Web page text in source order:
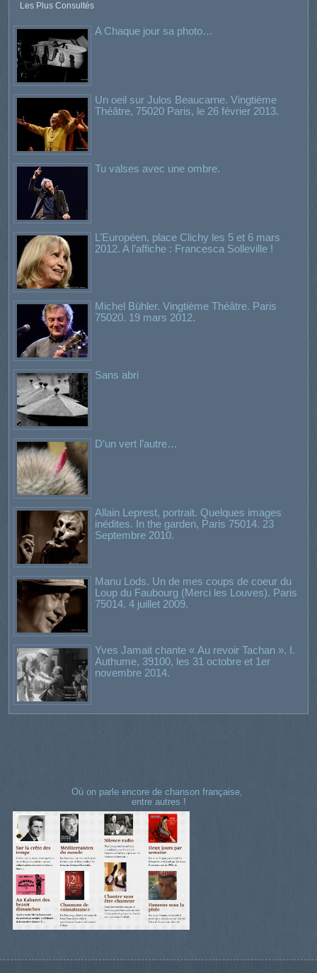
Les Plus Consultés
A Chaque jour sa photo…
Un oeil sur Julos Beaucarne. Vingtième
Théâtre, 75020 Paris, le 26 février 2013.
Tu valses avec une ombre.
L’Européen, place Clichy les 5 et 6 mars
2012. A l’affiche : Francesca Solleville !
Michel Bühler. Vingtième Théâtre. Paris
75020. 19 mars 2012.
Sans abri
D’un vert l’autre…
Allain Leprest, portrait. Quelques images
inédites. In the garden, Paris 75014. 23
Septembre 2010.
Manu Lods. Un de mes coups de coeur du
Loup du Faubourg (Merci les Louves). Paris
75014. 4 juillet 2009.
Yves Jamait chante « Au revoir Tachan ». I.
Authume, 39100, les 31 octobre et 1er
novembre 2014.
Où on parle encore de chanson française,
entre autres !